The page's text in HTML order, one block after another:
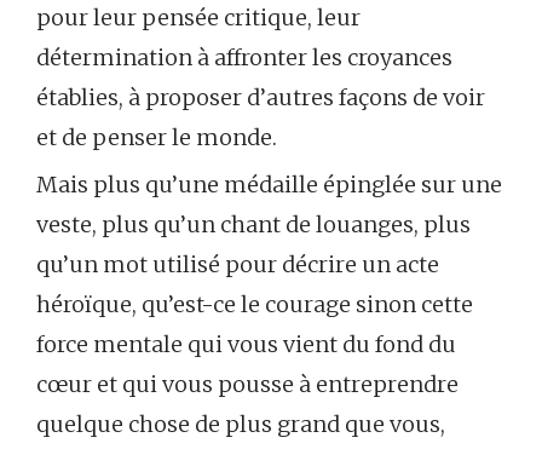
pour leur pensée critique, leur
détermination à affronter les croyances
établies, à proposer d’autres façons de voir
et de penser le monde.
Mais plus qu’une médaille épinglée sur une
veste, plus qu’un chant de louanges, plus
qu’un mot utilisé pour décrire un acte
héroïque, qu’est-ce le courage sinon cette
force mentale qui vous vient du fond du
cœur et qui vous pousse à entreprendre
quelque chose de plus grand que vous,